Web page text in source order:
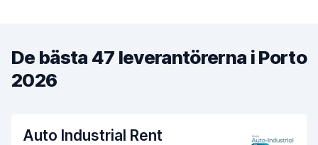
De bästa 47 leverantörerna i Porto
2026
Auto Industrial Rent